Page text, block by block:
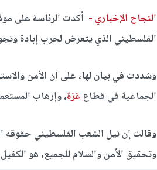
النجاح الإخباري - أكدت الرئاسة على
الفلسطيني الذي يتعرض لحرب إبادة
وشددت في بيان لها، على أن الأمن
الجماعية في قطاع غزة، وإرهاب
وقالت إن نيل الشعب الفلسطيني حقوقه
وتحقيق الأمن والسلام للجميع، هو